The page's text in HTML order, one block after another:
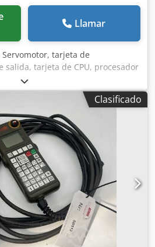
Llamar
Servomotor, tarjeta de
salida, tarjeta de CPU, procesador
tarjeta de control,
de control, convertidor,
Control Techniques, Servo Drive -
1,5 kVA -Salida: 1 kW -
Servo Drive disponibles -Precio:
Ssrf -Dimensiones:
2,8 kg/unidad
Clasificado